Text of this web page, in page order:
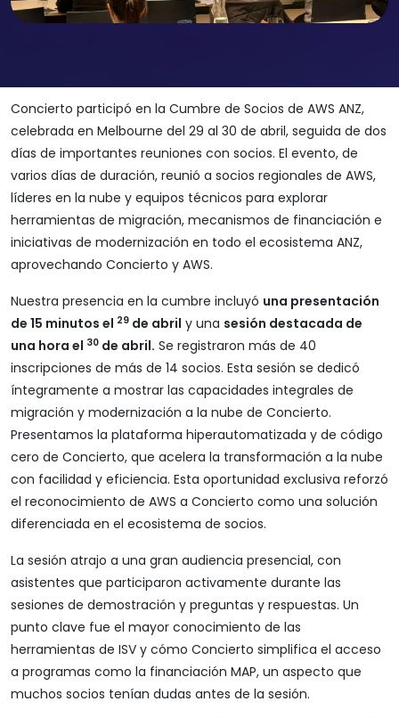
Concierto participó en la Cumbre de Socios de AWS ANZ,
celebrada en Melbourne del 29 al 30 de abril, seguida de dos
días de importantes reuniones con socios. El evento, de
varios días de duración, reunió a socios regionales de AWS,
líderes en la nube y equipos técnicos para explorar
herramientas de migración, mecanismos de financiación e
iniciativas de modernización en todo el ecosistema ANZ,
aprovechando Concierto y AWS.
Nuestra presencia en la cumbre incluyó una presentación
de 15 minutos el 29 de abril y una sesión destacada de
una hora el 30 de abril. Se registraron más de 40
inscripciones de más de 14 socios. Esta sesión se dedicó
íntegramente a mostrar las capacidades integrales de
migración y modernización a la nube de Concierto.
Presentamos la plataforma hiperautomatizada y de código
cero de Concierto, que acelera la transformación a la nube
con facilidad y eficiencia. Esta oportunidad exclusiva reforzó
el reconocimiento de AWS a Concierto como una solución
diferenciada en el ecosistema de socios.
La sesión atrajo a una gran audiencia presencial, con
asistentes que participaron activamente durante las
sesiones de demostración y preguntas y respuestas. Un
punto clave fue el mayor conocimiento de las
herramientas de ISV y cómo Concierto simplifica el acceso
a programas como la financiación MAP, un aspecto que
muchos socios tenían dudas antes de la sesión.